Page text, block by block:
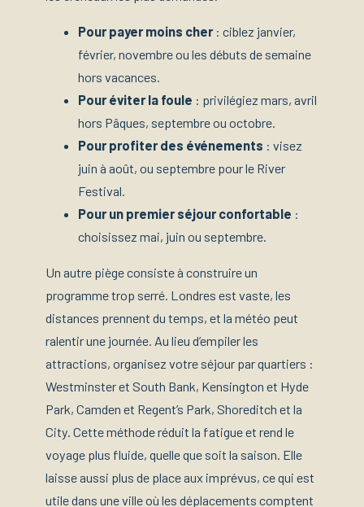
Pour payer moins cher: ciblez janvier,
février, novembre ou les débuts de semaine
hors vacances.
Pour éviter la foule : privilégiez mars, avril
hors Pâques, septembre ou octobre.
Pour profiter des événements : visez
juin à août, ou septembre pour le River
Festival.
Pour un premier séjour confortable :
choisissez mai, juin ou septembre.
Un autre piège consiste à construire un
programme trop serré. Londres est vaste, les
distances prennent du temps, et la météo peut
ralentir une journée. Au lieu d’empiler les
attractions, organisez votre séjour par quartiers :
Westminster et South Bank, Kensington et Hyde
Park, Camden et Regent’s Park, Shoreditch et la
City. Cette méthode réduit la fatigue et rend le
voyage plus fluide, quelle que soit la saison. Elle
laisse aussi plus de place aux imprévus, ce qui est
utile dans une ville où les déplacements comptent